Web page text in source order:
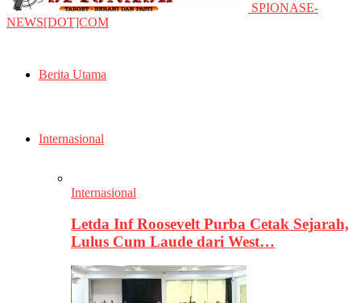
SPIONASE-
NEWS[DOT]COM
Berita Utama
Internasional
Internasional
Letda Inf Roosevelt Purba Cetak Sejarah,
Lulus Cum Laude dari West…